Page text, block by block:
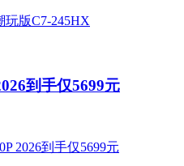
到手仅5699元